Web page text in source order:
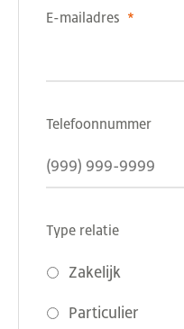
E-mailadres *
Telefoonnummer
Type relatie
Zakelijk
Particulier